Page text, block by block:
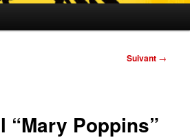
Suivant →
“Mary Poppins”